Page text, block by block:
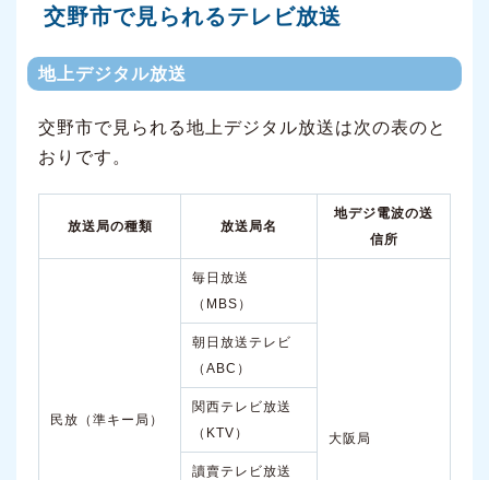
交野市で見られるテレビ放送
地上デジタル放送
交野市で見られる地上デジタル放送は次の表のと
おりです。
放送局の種類 放送局名
地デジ電波の送
信所
民放（準キー局）
毎日放送
（MBS）
大阪局
朝日放送テレビ
（ABC）
関西テレビ放送
（KTV）
讀賣テレビ放送